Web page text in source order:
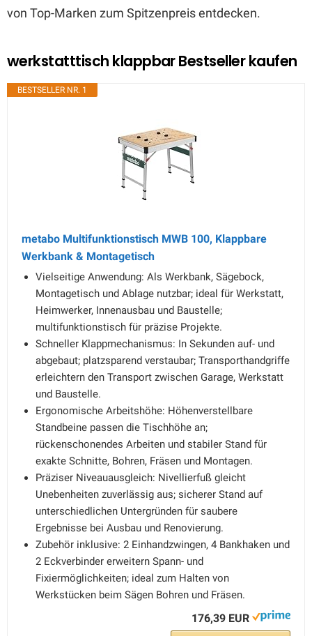
von Top-Marken zum Spitzenpreis entdecken.
werkstatttisch klappbar Bestseller kaufen
BESTSELLER NR. 1
metabo Multifunktionstisch MWB 100, Klappbare
Werkbank & Montagetisch
Vielseitige Anwendung: Als Werkbank, Sägebock,
Montagetisch und Ablage nutzbar; ideal für Werkstatt,
Heimwerker, Innenausbau und Baustelle;
multifunktionstisch für präzise Projekte.
Schneller Klappmechanismus: In Sekunden auf- und
abgebaut; platzsparend verstaubar; Transporthandgriffe
erleichtern den Transport zwischen Garage, Werkstatt
und Baustelle.
Ergonomische Arbeitshöhe: Höhenverstellbare
Standbeine passen die Tischhöhe an;
rückenschonendes Arbeiten und stabiler Stand für
exakte Schnitte, Bohren, Fräsen und Montagen.
Präziser Niveauausgleich: Nivellierfuß gleicht
Unebenheiten zuverlässig aus; sicherer Stand auf
unterschiedlichen Untergründen für saubere
Ergebnisse bei Ausbau und Renovierung.
Zubehör inklusive: 2 Einhandzwingen, 4 Bankhaken und
2 Eckverbinder erweitern Spann- und
Fixiermöglichkeiten; ideal zum Halten von
Werkstücken beim Sägen Bohren und Fräsen.
176,39 EUR